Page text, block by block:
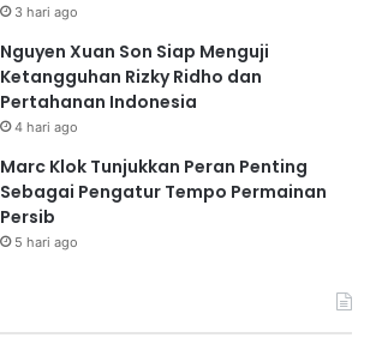
3 hari ago
Nguyen Xuan Son Siap Menguji
Ketangguhan Rizky Ridho dan
Pertahanan Indonesia
4 hari ago
Marc Klok Tunjukkan Peran Penting
Sebagai Pengatur Tempo Permainan
Persib
5 hari ago